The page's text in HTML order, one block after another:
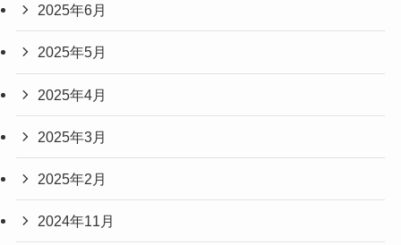
2025年6月
2025年5月
2025年4月
2025年3月
2025年2月
2024年11月